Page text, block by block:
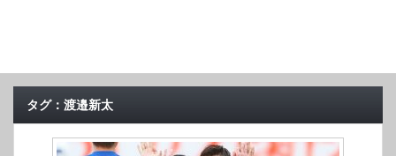
タグ：渡邉新太